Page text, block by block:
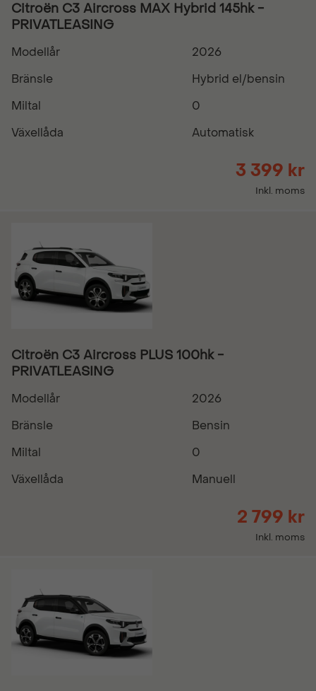
Citroën C3 Aircross MAX Hybrid 145hk -
PRIVATLEASING
Modellår
2026
Bränsle
Hybrid el/bensin
Miltal
0
Växellåda
Automatisk
3 399 kr
Inkl. moms
Citroën C3 Aircross PLUS 100hk -
PRIVATLEASING
Modellår
2026
Bränsle
Bensin
Miltal
0
Växellåda
Manuell
2 799 kr
Inkl. moms